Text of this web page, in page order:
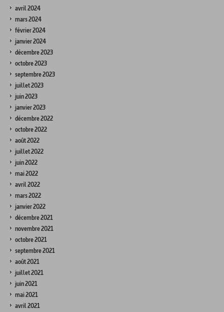
avril 2024
mars 2024
février 2024
janvier 2024
décembre 2023
octobre 2023
septembre 2023
juillet 2023
juin 2023
janvier 2023
décembre 2022
octobre 2022
août 2022
juillet 2022
juin 2022
mai 2022
avril 2022
mars 2022
janvier 2022
décembre 2021
novembre 2021
octobre 2021
septembre 2021
août 2021
juillet 2021
juin 2021
mai 2021
avril 2021